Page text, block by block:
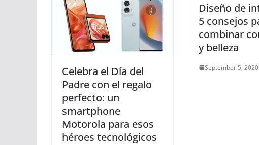
Celebra el Día del
Padre con el regalo
perfecto: un
smartphone
Motorola para esos
héroes tecnológicos
Diseño de
5 consejos
combinar
y belleza
September 5, 2020